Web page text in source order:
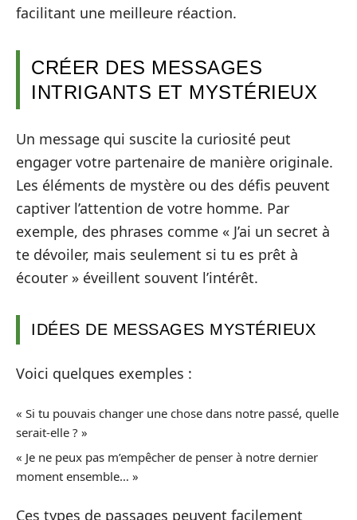
facilitant une meilleure réaction.
CRÉER DES MESSAGES
INTRIGANTS ET MYSTÉRIEUX
Un message qui suscite la curiosité peut
engager votre partenaire de manière originale.
Les éléments de mystère ou des défis peuvent
captiver l’attention de votre homme. Par
exemple, des phrases comme « J’ai un secret à
te dévoiler, mais seulement si tu es prêt à
écouter » éveillent souvent l’intérêt.
IDÉES DE MESSAGES MYSTÉRIEUX
Voici quelques exemples :
« Si tu pouvais changer une chose dans notre passé, quelle
serait-elle ? »
« Je ne peux pas m’empêcher de penser à notre dernier
moment ensemble… »
Ces types de passages peuvent facilement